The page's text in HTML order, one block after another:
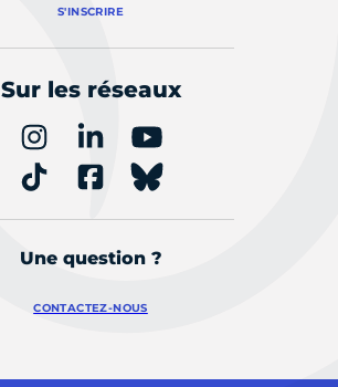
S'INSCRIRE
Sur les réseaux
Une question ?
CONTACTEZ-NOUS